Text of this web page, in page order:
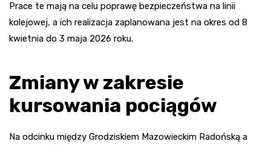
Prace te mają na celu poprawę bezpieczeństwa na linii
kolejowej, a ich realizacja zaplanowana jest na okres od 8
kwietnia do 3 maja 2026 roku.
Zmiany w zakresie
kursowania pociągów
Na odcinku między Grodziskiem Mazowieckim Radońską a